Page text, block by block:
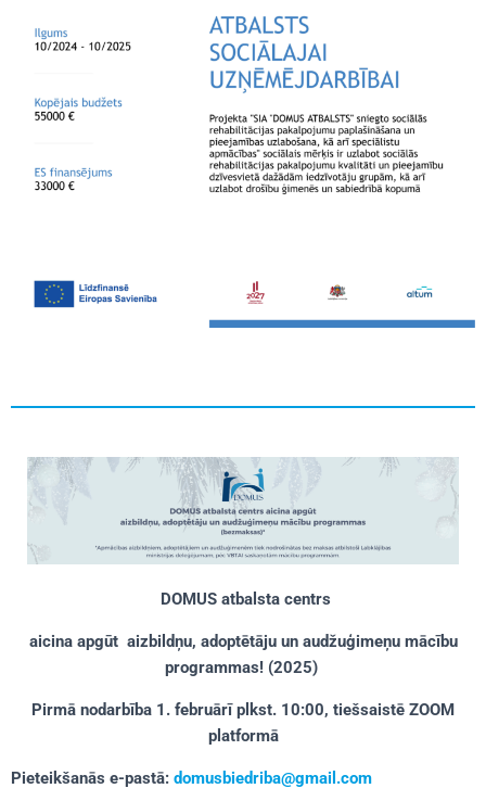
DOMUS atbalsta centrs
aicina apgūt aizbildņu, adoptētāju un audžuģimeņu mācību
programmas! (2025)
Pirmā nodarbība 1. februārī plkst. 10:00, tiešsaistē ZOOM
platformā
Pieteikšanās e-pastā: domusbiedriba@gmail.com